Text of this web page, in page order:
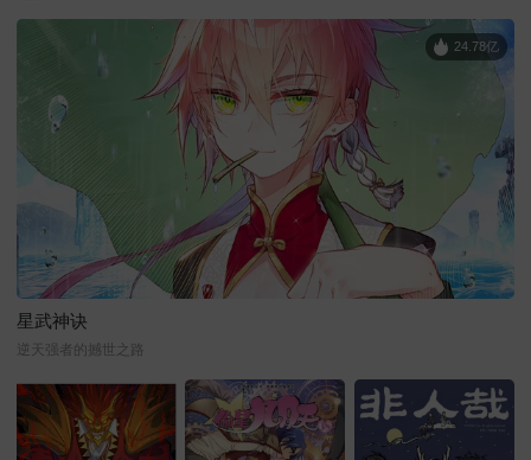
星武神诀
逆天强者的撼世之路
24.78亿